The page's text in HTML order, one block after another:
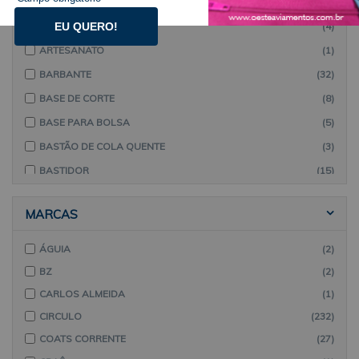
ARGOLAS
(4)
ARTESANATO
(1)
BARBANTE
(32)
BASE DE CORTE
(8)
BASE PARA BOLSA
(5)
BASTÃO DE COLA QUENTE
(3)
BASTIDOR
(15)
CAIXA ORGANIZADORA
(9)
CANETA
COLA PARA ARTESANATO
(5)
CORRENTES
(4)
CORTADOR MANUAL
(12)
CROCHÊ E TRICÔ
(3)
MARCAS
ÁGUIA
(2)
BZ
(2)
CARLOS ALMEIDA
(1)
CIRCULO
(232)
COATS CORRENTE
(27)
EU QUERO!